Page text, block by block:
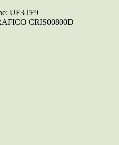
UF3TF9
CRIS00800D